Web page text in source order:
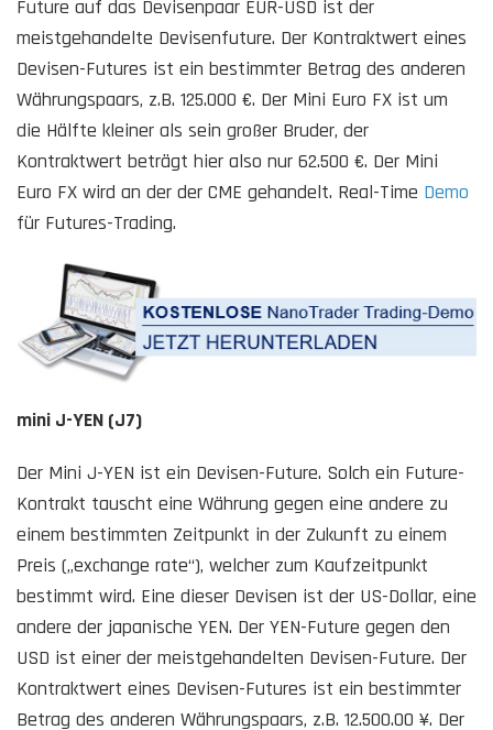
Future auf das Devisenpaar EUR-USD ist der
meistgehandelte Devisenfuture. Der Kontraktwert eines
Devisen-Futures ist ein bestimmter Betrag des anderen
Währungspaars, z.B. 125.000 €. Der Mini Euro FX ist um
die Hälfte kleiner als sein großer Bruder, der
Kontraktwert beträgt hier also nur 62.500 €. Der Mini
Euro FX wird an der der CME gehandelt. Real-Time Demo
für Futures-Trading.
mini J-YEN (J7)
Der Mini J-YEN ist ein Devisen-Future. Solch ein Future-
Kontrakt tauscht eine Währung gegen eine andere zu
einem bestimmten Zeitpunkt in der Zukunft zu einem
Preis („exchange rate“), welcher zum Kaufzeitpunkt
bestimmt wird. Eine dieser Devisen ist der US-Dollar, eine
andere der japanische YEN. Der YEN-Future gegen den
USD ist einer der meistgehandelten Devisen-Future. Der
Kontraktwert eines Devisen-Futures ist ein bestimmter
Betrag des anderen Währungspaars, z.B. 12.500.00 ¥. Der